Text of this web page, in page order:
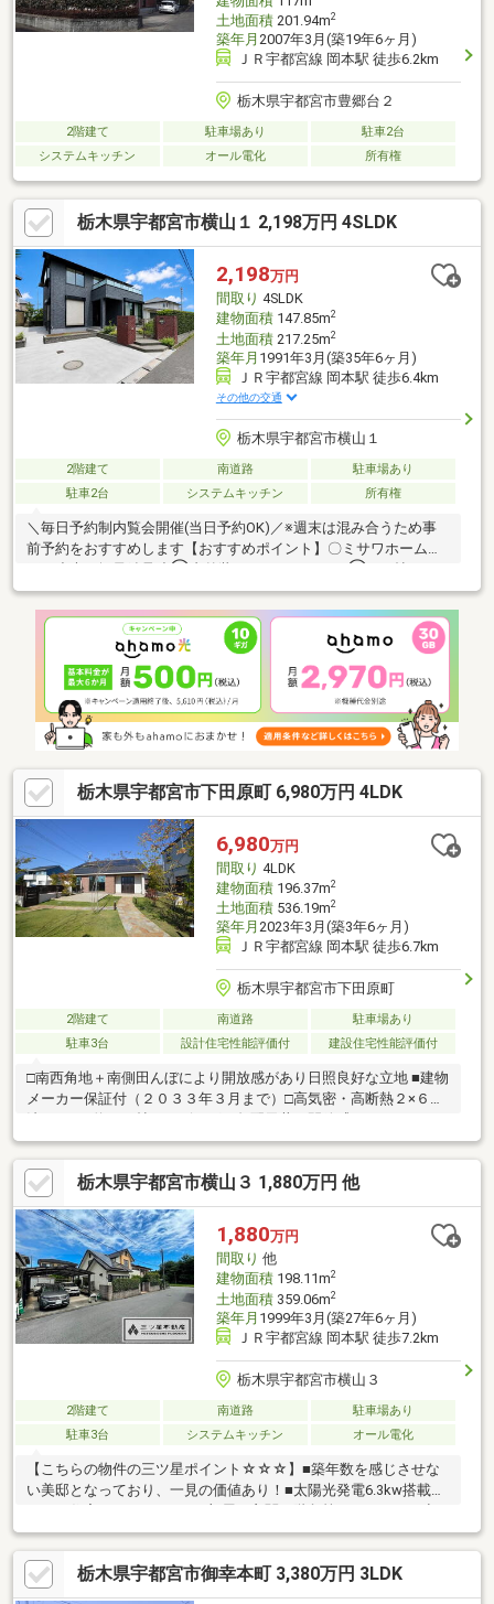
土地面積201.94m2
築年月 2007年3月(築19年6ヶ月)
ＪＲ宇都宮線 岡本駅 徒歩6.2km
栃木県宇都宮市豊郷台２
2階建て 駐車場あり
駐車2台
システムキッチン
オール電化 所有権
栃木県宇都宮市横山１ 2,198万円 4SLDK
2,198万円
間取り 4SLDK
建物面積147.85m2
土地面積217.25m2
築年月 1991年3月(築35年6ヶ月)
ＪＲ宇都宮線 岡本駅 徒歩6.4km
その他の交通
栃木県宇都宮市横山１
2階建て 南道路
駐車場あり
駐車2台
システムキッチン 所有権
＼毎日予約制内覧会開催(当日予約OK)／※週末は混み合うため事
前予約をおすすめします【おすすめポイント】〇ミサワホーム施
広々LDKで家族が自然と集まる家【リフォーム内容】●外壁屋根塗
装・コーキング●クロス張替え●水廻りCF張替え●水廻り新品交換
（キッチン、浴室、洗面、トイレ）●畳表替え・襖、障子張替え
●LED照明交換●TVモニター付きインターフォン新品交換●ハウス
クリーニング他「お客様への３の約束」2年間保証があるので安
心！誠実敏速に対応いたします※価格には消費税、リフォーム費
用を含みます。
栃木県宇都宮市下田原町 6,980万円 4LDK
6,980万円
間取り 4LDK
建物面積196.37m2
土地面積536.19m2
築年月 2023年3月(築3年6ヶ月)
ＪＲ宇都宮線 岡本駅 徒歩6.7km
栃木県宇都宮市下田原町
2階建て 南道路
駐車場あり
駐車3台
設計住宅性能評価付 建設住宅性能評価付
□南西角地＋南側田んぼにより開放感があり日照良好な立地 ■建物
メーカー保証付（２０３３年３月まで）□高気密・高断熱２×６工
階天井高２，６２６ 、２階天井高２，４００ □充実の住宅設備
【展示場仕様】 全館空調・太陽光発電７．１１２ｋｗ設置・キッ
チン（ＹＡＪＩＭＡ） 食洗機（Ｍｉｅｌｅ）・洗濯機（Ｍｉｅｌ
ｅ）・乾燥機（Ｍｉｅｌｅ） システムバス１．２５坪（ＴＯＴ
Ｏ：シンラ） クルマｄｅ給電用システム・ガレージ・カーポート
ｅｔｃ■ドックランも可能な広々とした庭
栃木県宇都宮市横山３ 1,880万円 他
1,880万円
間取り 他
建物面積198.11m2
土地面積359.06m2
築年月 1999年3月(築27年6ヶ月)
ＪＲ宇都宮線 岡本駅 徒歩7.2km
栃木県宇都宮市横山３
2階建て 南道路
駐車場あり
駐車3台
システムキッチン オール電化
【こちらの物件の三ツ星ポイント☆☆☆】■築年数を感じさせな
い美邸となっており、一見の価値あり！■太陽光発電6.3kw搭載！
間となっております♪■大きな納戸やパントリー等、収納力◎！■
駐車場は車種により4台可能です！＼居住中につき、内覧等は事前
のご予約が必要となります／当社は全員が【宅地建物取引士】！
ご購入の手続き・住宅ローン等、一緒にサポートします♪お問い合
栃木県宇都宮市御幸本町 3,380万円 3LDK